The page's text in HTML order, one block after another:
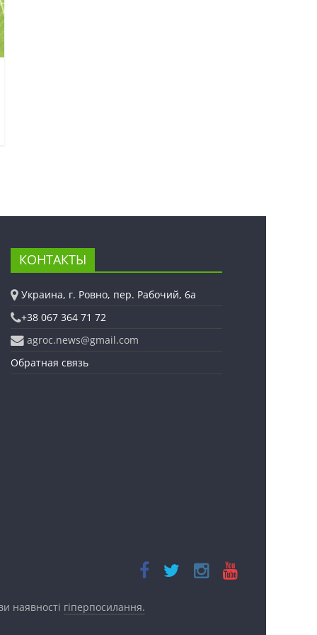
КОНТАКТЫ
Украина, г. Ровно, пер. Рабочий, 6а
+38 067 364 71 72
agroc.news@gmail.com
Обратная связь
наявності гіперпосилання.